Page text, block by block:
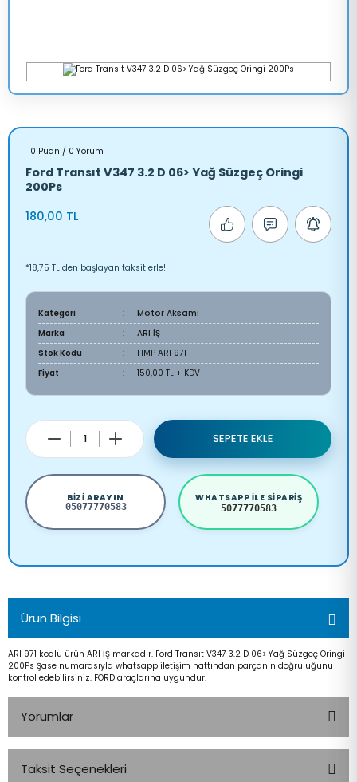
0 Puan / 0 Yorum
Ford Transıt V347 3.2 D 06> Yağ Süzgeç Oringi
200Ps
180,00 TL
*18,75 TL den başlayan taksitlerle!
Kategori
Motor Aksamı
Marka
ARI İŞ
Stok Kodu
HMP ARI 971
Fiyat
150,00 TL + KDV
SEPETE EKLE
BIZI ARAYIN
05077770583
WHATSAPP ILE SIPARIŞ
5077770583
Ürün Bilgisi
ARI 971 kodlu ürün ARI İŞ markadır. Ford Transıt V347 3.2 D 06> Yağ Süzgeç Oringi
200Ps Şase numarasıyla whatsapp iletişim hattından parçanın doğruluğunu
kontrol edebilirsiniz. FORD araçlarına uygundur.
Yorumlar
Taksit Seçenekleri